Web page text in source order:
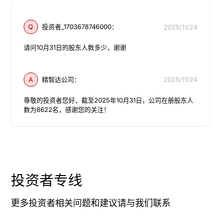
Q 投资者_1703678746000： 2025/11/24
请问10月31日的股东人数多少，谢谢
A 精智达公司： 2025/11/24
尊敬的投资者您好，截至2025年10月31日，公司在册股东人
投资者专线
更多投资者相关问题和建议请与我们联系